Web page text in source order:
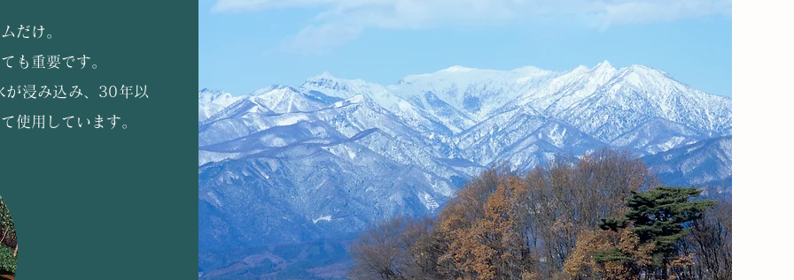
だけ。
も重要です。
浸み込み、 30年以
使用しています。